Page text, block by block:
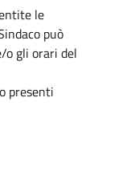
le
può
o gli orari del
presenti